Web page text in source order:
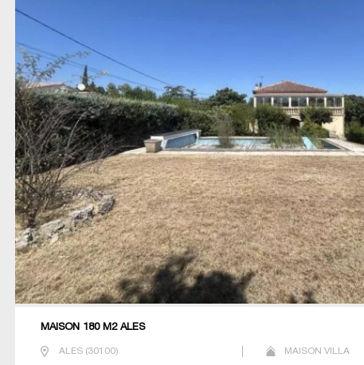
MAISON 180 M2 ALES
ALES(30100) MAISON VILLA